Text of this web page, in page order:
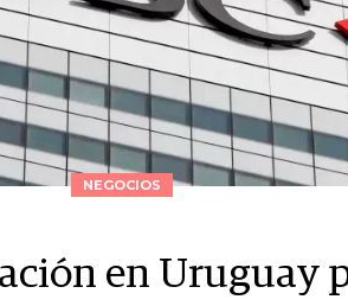
NEGOCIOS
en Uruguay